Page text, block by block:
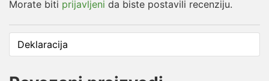
Morate biti prijavljeni da biste postavili recenziju.
Deklaracija